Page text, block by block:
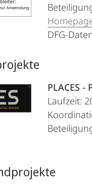
DFG-
PLACES
Laufzeit: